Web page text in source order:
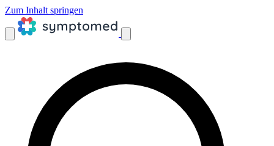
Zum Inhalt springen